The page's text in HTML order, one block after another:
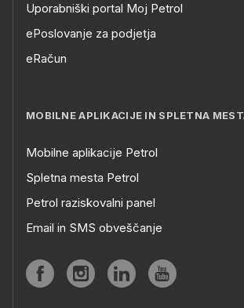
Uporabniški portal Moj Petrol
ePoslovanje za podjetja
eRačun
MOBILNE APLIKACIJE IN SPLETNA
Mobilne aplikacije Petrol
Spletna mesta Petrol
Petrol raziskovalni panel
Email in SMS obveščanje